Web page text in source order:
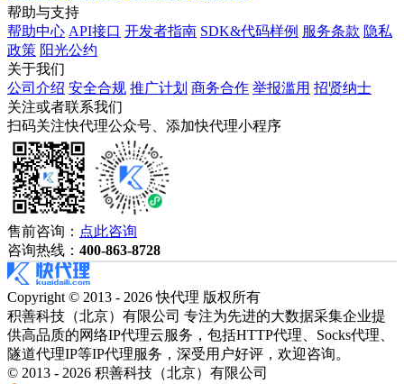
帮助与支持
帮助中心 API接口 开发者指南 SDK&代码样例 服务条款 隐私
政策 阳光公约
关于我们
公司介绍 安全合规 推广计划 商务合作 举报滥用 招贤纳士
关注或者联系我们
扫码关注快代理公众号、添加快代理小程序
售前咨询： 点此咨询
咨询热线： 400-863-8728
Copyright © 2013 - 2026 快代理 版权所有
积善科技（北京）有限公司 专注为先进的大数据采集企业提
供高品质的网络IP代理云服务，包括HTTP代理、Socks代理、
隧道代理IP等IP代理服务，深受用户好评，欢迎咨询。
© 2013 - 2026 积善科技（北京）有限公司